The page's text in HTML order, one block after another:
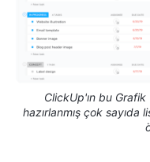
ClickUp'ın bu
hazırlanmış çok sayıda